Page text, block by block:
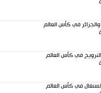
والجزائر في كأس العالم
في كأس العالم
في كأس العالم